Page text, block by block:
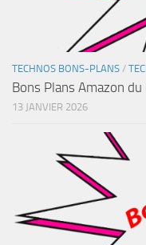
TECHNOS BONS-PLANS /
Bons Plans Amazon
13 JANVIER 2026